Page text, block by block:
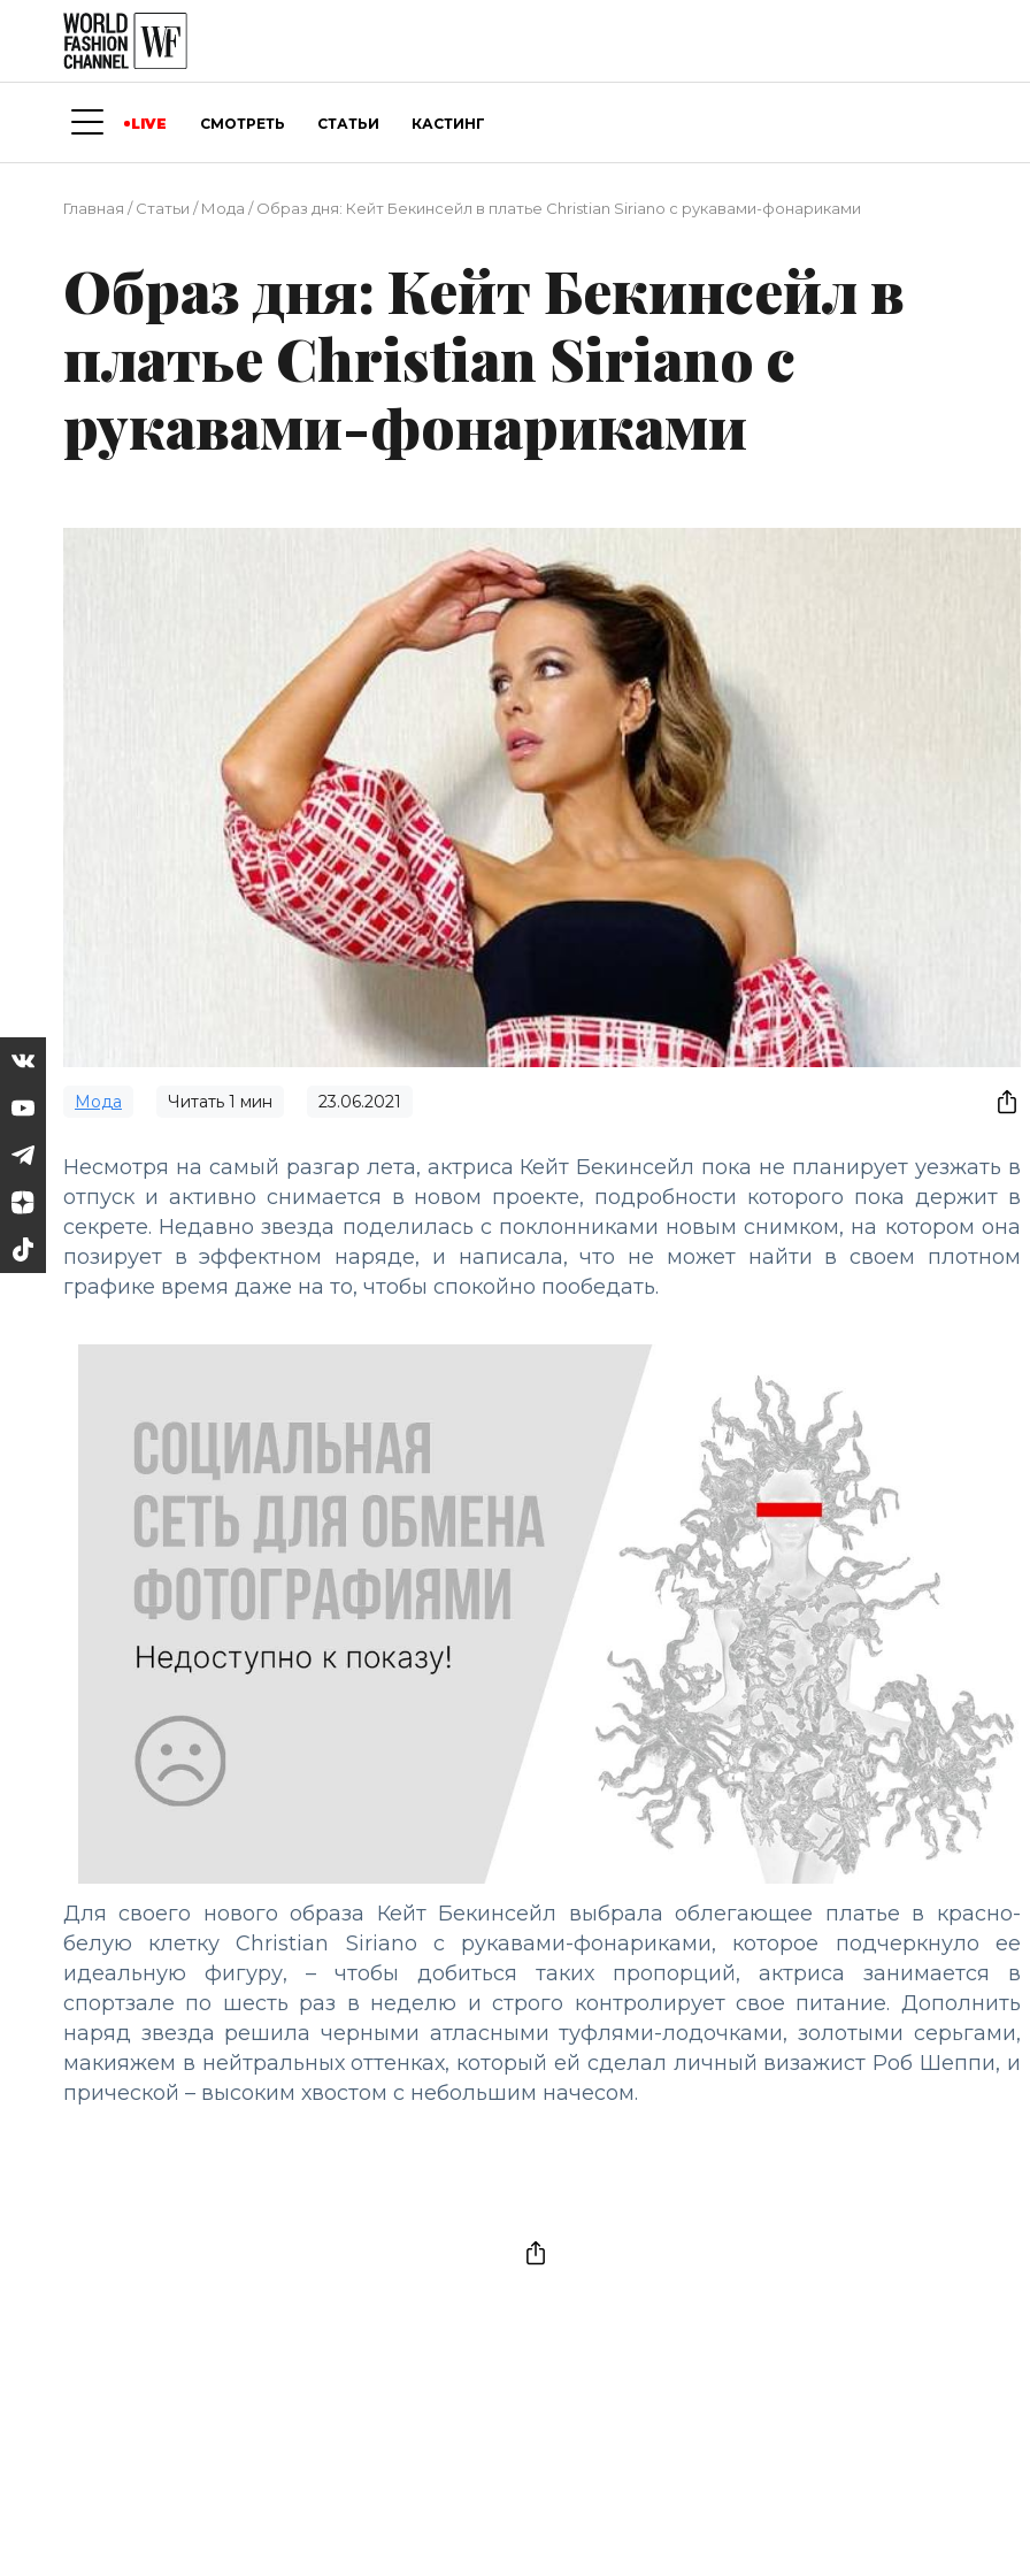
LIVE СМОТРЕТЬ СТАТЬИ КАСТИНГ
Главная /Статьи /Мода /Образ дня: Кейт Бекинсейл в платье Christian Siriano с рукавами-фонариками
Образ дня: Кейт Бекинсейл в
платье Christian Siriano с
рукавами-фонариками
Мода Читать 1 мин 23.06.2021
Несмотря на самый разгар лета, актриса Кейт Бекинсейл пока не планирует уезжать в
отпуск и активно снимается в новом проекте, подробности которого пока держит в
секрете. Недавно звезда поделилась с поклонниками новым снимком, на котором она
позирует в эффектном наряде, и написала, что не может найти в своем плотном
графике время даже на то, чтобы спокойно пообедать.
Для своего нового образа Кейт Бекинсейл выбрала облегающее платье в красно-
белую клетку Christian Siriano с рукавами-фонариками, которое подчеркнуло ее
идеальную фигуру, – чтобы добиться таких пропорций, актриса занимается в
спортзале по шесть раз в неделю и строго контролирует свое питание. Дополнить
наряд звезда решила черными атласными туфлями-лодочками, золотыми серьгами,
макияжем в нейтральных оттенках, который ей сделал личный визажист Роб Шеппи, и
прической – высоким хвостом с небольшим начесом.